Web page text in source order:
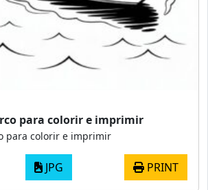
para colorir e imprimir
para colorir e imprimir
JPG PRINT